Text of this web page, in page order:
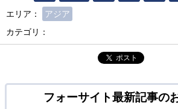
エリア：
アジア
カテゴリ：
ポスト
フォーサイト最新記事の